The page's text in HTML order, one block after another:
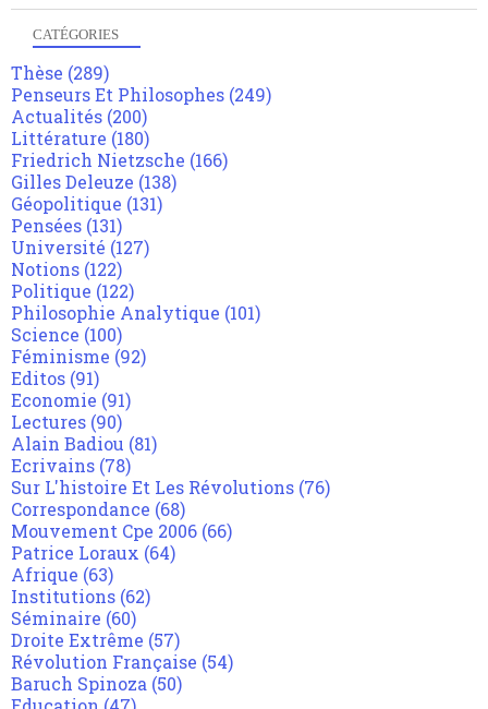
CATÉGORIES
Thèse (289)
Penseurs Et Philosophes (249)
Actualités (200)
Littérature (180)
Friedrich Nietzsche (166)
Gilles Deleuze (138)
Géopolitique (131)
Pensées (131)
Université (127)
Notions (122)
Politique (122)
Philosophie Analytique (101)
Science (100)
Féminisme (92)
Editos (91)
Economie (91)
Lectures (90)
Alain Badiou (81)
Ecrivains (78)
Sur L'histoire Et Les Révolutions (76)
Correspondance (68)
Mouvement Cpe 2006 (66)
Patrice Loraux (64)
Afrique (63)
Institutions (62)
Séminaire (60)
Droite Extrême (57)
Révolution Française (54)
Baruch Spinoza (50)